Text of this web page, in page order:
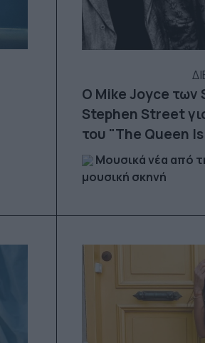
Ο Mike Joyce των
Stephen Street
του "The Queen
Μουσικά νέα από
μουσική σκηνή